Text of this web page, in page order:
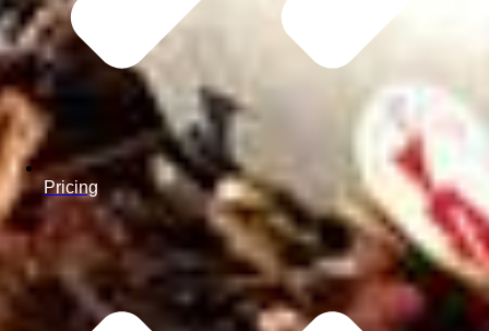
Pricing